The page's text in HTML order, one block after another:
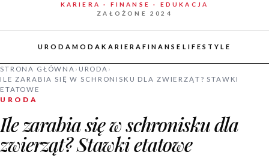
KARIERA · FINANSE · EDUKACJA
ZAŁOŻONE 2024
URODAMODAKARIERA FINANSE LIFESTYLE
STRONA GŁÓWNA › URODA ›
ILE ZARABIA SIĘ W SCHRONISKU DLA ZWIERZĄT? STAWKI
ETATOWE
URODA
Ile zarabia się w schronisku dla
zwierząt? Stawki etatowe